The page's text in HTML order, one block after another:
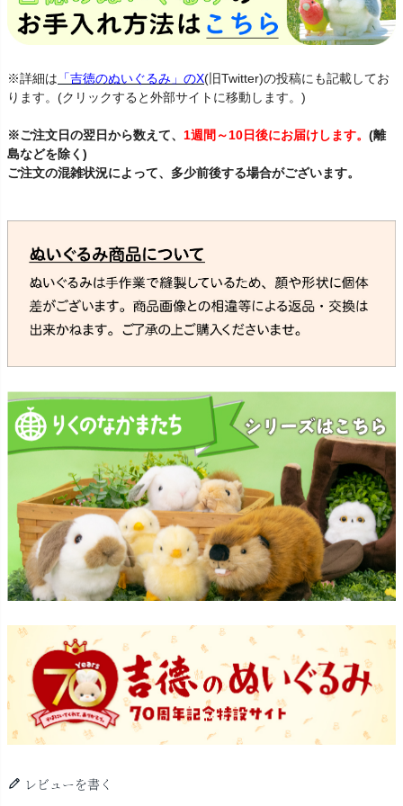
※詳細は 「吉徳のぬいぐるみ」のX(旧Twitter)の投稿にも記載してお
ります。(クリックすると外部サイトに移動します。)
※ご注文日の翌日から数えて、 1週間～10日後にお届けします。 (離
島などを除く)
ご注文の混雑状況によって、多少前後する場合がございます。
レビューを書く